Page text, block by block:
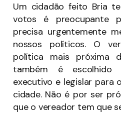
Um cidadão feito Bria
votos é preocupante
precisa urgentemente
nossos políticos. O
política mais próxima
também é escolhido
executivo e legislar para
cidade. Não é por ser
que o vereador tem que